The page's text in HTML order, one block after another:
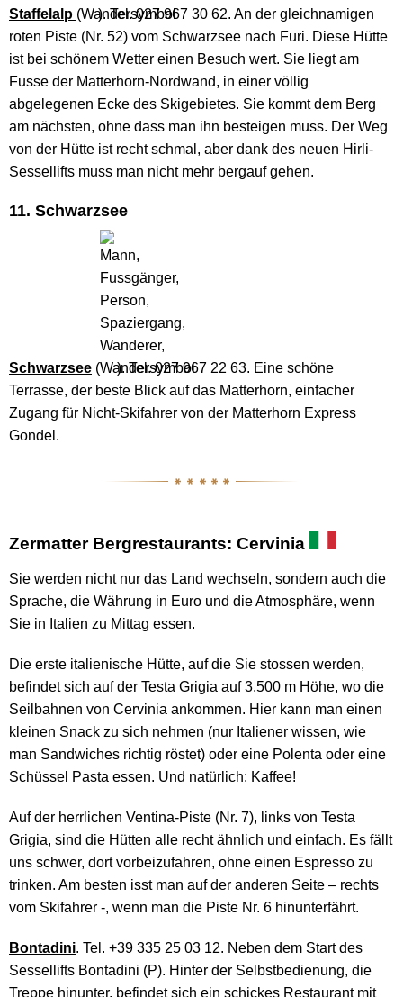
Staffelalp (
). Tel. 027 967 30 62. An der gleichnamigen
roten Piste (Nr. 52) vom Schwarzsee nach Furi. Diese Hütte
ist bei schönem Wetter einen Besuch wert. Sie liegt am
Fusse der Matterhorn-Nordwand, in einer völlig
abgelegenen Ecke des Skigebietes. Sie kommt dem Berg
am nächsten, ohne dass man ihn besteigen muss. Der Weg
von der Hütte ist recht schmal, aber dank des neuen Hirli-
Sessellifts muss man nicht mehr bergauf gehen.
11. Schwarzsee
Schwarzsee (
). Tel. 027 967 22 63. Eine schöne
Terrasse, der beste Blick auf das Matterhorn, einfacher
Zugang für Nicht-Skifahrer von der Matterhorn Express
Gondel.
Zermatter Bergrestaurants: Cervinia
Sie werden nicht nur das Land wechseln, sondern auch die
Sprache, die Währung in Euro und die Atmosphäre, wenn
Sie in Italien zu Mittag essen.
Die erste italienische Hütte, auf die Sie stossen werden,
befindet sich auf der Testa Grigia auf 3.500 m Höhe, wo die
Seilbahnen von Cervinia ankommen. Hier kann man einen
kleinen Snack zu sich nehmen (nur Italiener wissen, wie
man Sandwiches richtig röstet) oder eine Polenta oder eine
Schüssel Pasta essen. Und natürlich: Kaffee!
Auf der herrlichen Ventina-Piste (Nr. 7), links von Testa
Grigia, sind die Hütten alle recht ähnlich und einfach. Es fällt
uns schwer, dort vorbeizufahren, ohne einen Espresso zu
trinken. Am besten isst man auf der anderen Seite – rechts
vom Skifahrer -, wenn man die Piste Nr. 6 hinunterfährt.
Bontadini. Tel. +39 335 25 03 12. Neben dem Start des
Sessellifts Bontadini (P). Hinter der Selbstbedienung, die
Treppe hinunter, befindet sich ein schickes Restaurant mit